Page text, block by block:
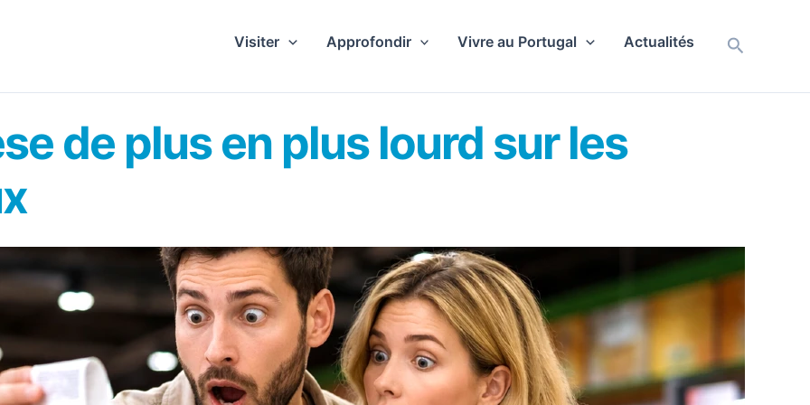
Visiter Approfondir Vivre au Portugal Actualités
de plus en plus lourd sur les